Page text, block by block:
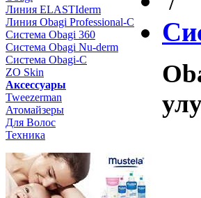
Линия ELASTIderm
Линия Obagi Professional-C
Система Obagi 360
Система Obagi Nu-derm
Система Obagi-C
ZO Skin
Aксессуары
Tweezerman
Атомайзеры
Для Волос
Техника